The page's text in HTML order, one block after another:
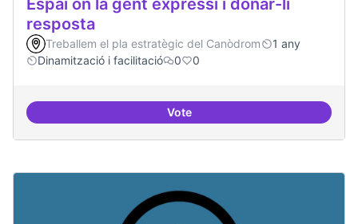
Espai on la gent expressi i donar-li
resposta
Treballem el pla estratègic del Canòdrom
1 any
Dinamització i facilitació
0 0
VoteEspai on la gent expressi i